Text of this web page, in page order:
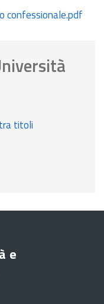
confessionale.pdf
titoli
e